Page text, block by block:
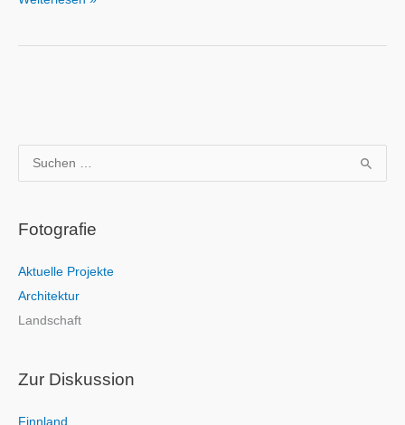
u
h
n
n
a
h
Fotografie
Aktuelle Projekte
Architektur
Landschaft
Zur Diskussion
Finnland